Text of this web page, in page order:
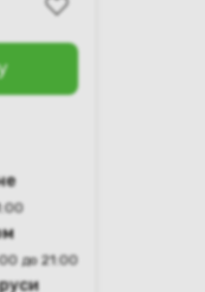
до 21:00